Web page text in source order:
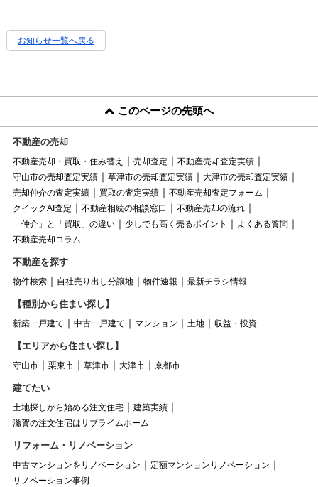
お知らせ一覧へ戻る
このページの先頭へ
不動産の売却
不動産売却・買取・住み替え 売却査定
不動産売却査定実績
守山市の売却査定実績
草津市の売却査定実績
大津市の売却査定実績
売却仲介の査定実績
買取の査定実績
不動産売却査定フォーム
クイックAI査定
不動産相続の相談窓口
不動産売却の流れ
「仲介」と「買取」の違い
少しでも高く売るポイント
よくある質問
不動産売却コラム
不動産を探す
物件検索 自社売り出し分譲地 物件速報 最新チラシ情報
【種別から住まい探し】
新築一戸建て 中古一戸建て マンション 土地 収益・投資
【エリアから住まい探し】
守山市 栗東市 草津市 大津市 京都市
建てたい
土地探しから始める注文住宅
建築実績
滋賀の注文住宅はサブライムホーム
リフォーム・リノベーション
中古マンションをリノベーション
定額マンションリノベーション
リノベーション事例